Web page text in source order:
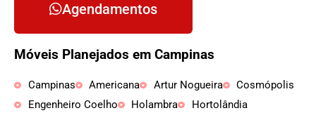
Agendamentos
Móveis Planejados em Campinas
Campinas Americana Artur Nogueira
Cosmópolis
Engenheiro Coelho
Holambra
Hortolândia